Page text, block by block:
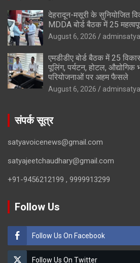
देहरादून-मसूरी के सुनियोजित
MDDA बोर्ड बैठक में 25
August 6, 2026 adminsatya
एमडीडीए बोर्ड बैठक में 25
पूलिंग, पर्यटन, होटल,
परियोजनाओं पर अहम फैसले
August 6, 2026 adminsatya
संपर्क सूत्र
satyavoicenews@gmail.com
satyajeetchaudhary@gmail.com
+91-9456212199 , 9999913299
Follow Us
Follow Us On Facebook
Follow Us On Twitter